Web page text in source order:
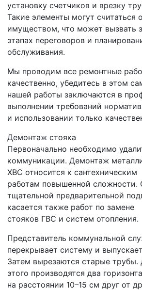
установку счетчиков и врезку
Такие элементы могут считаться
имуществом, что может вызвать
этапах переговоров и
обслуживания.
Мы проводим все ремонтные
качественно, убедитесь в этом
нашей работы заключаются в
выполнении требований
и использовании только
Демонтаж стояка
Первоначально необходимо
коммуникации. Демонтаж
ХВС относится к сантехническим
работам повышенной сложности.
тщательной предварительной
касается также работ по замене
стояков ГВС и систем отопления.
Представитель коммунальной
перекрывает систему и
Затем вырезаются старые трубы.
этого производятся два
на расстоянии 10–15 см друг от